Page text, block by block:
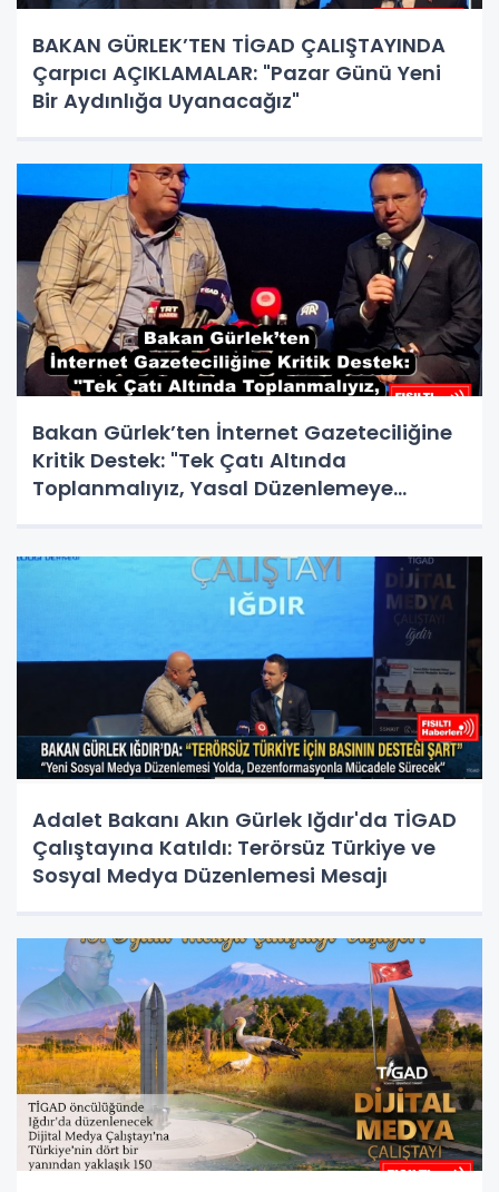
BAKAN GÜRLEK’TEN TİGAD ÇALIŞTAYINDA
Çarpıcı AÇIKLAMALAR: "Pazar Günü Yeni
Bir Aydınlığa Uyanacağız"
Bakan Gürlek’ten İnternet Gazeteciliğine
Kritik Destek: "Tek Çatı Altında
Toplanmalıyız, Yasal Düzenlemeye
Adalet Bakanı Akın Gürlek Iğdır'da TİGAD
Çalıştayına Katıldı: Terörsüz Türkiye ve
Sosyal Medya Düzenlemesi Mesajı